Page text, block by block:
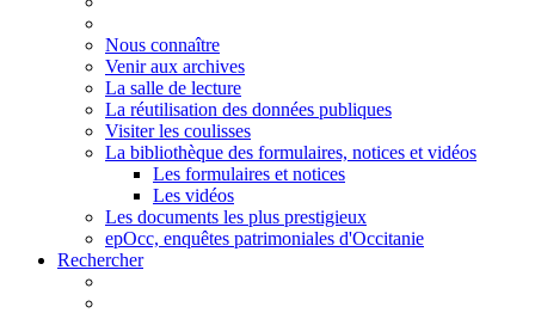
Nous connaître
Venir aux archives
La salle de lecture
La réutilisation des données publiques
Visiter les coulisses
La bibliothèque des formulaires, notices et vidéos
Les formulaires et notices
Les vidéos
Les documents les plus prestigieux
epOcc, enquêtes patrimoniales d'Occitanie
Rechercher